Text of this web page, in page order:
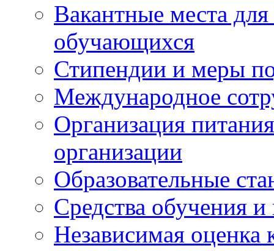
Вакантные места
обучающихся
Стипендии и меры
Международное
Организация
организации
Образовательные
Средства обучения и
Независимая оценка